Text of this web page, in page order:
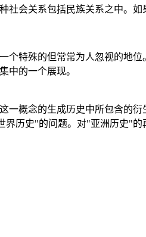
社会关系包括民族关系之中。
个特殊的但常常为人忽视的地
中的一个展现。
一概念的生成历史中所包含的
历史"的问题。对"亚洲历史"